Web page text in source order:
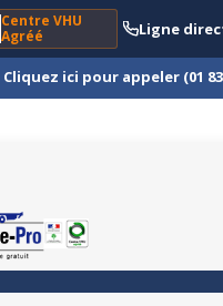
Centre VHU
Agréé
Ligne
Cliquez ici pour appeler (01 83